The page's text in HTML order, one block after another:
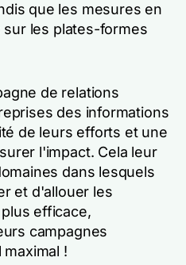
que les mesures en
les plates-formes
de relations
des informations
de leurs efforts et une
l'impact. Cela leur
dans lesquels
et d'allouer les
efficace,
campagnes
!